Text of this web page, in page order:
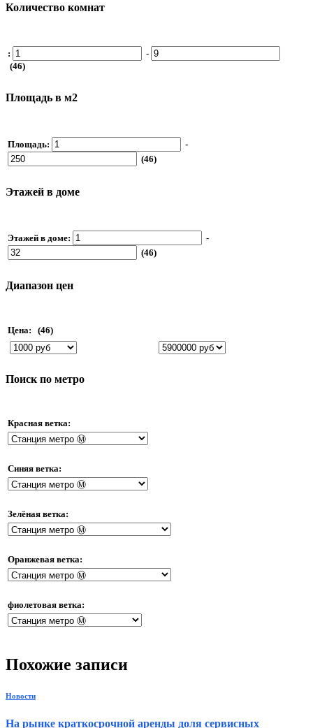
Количество комнат
:
-
(46)
Площадь в м2
Площадь:
-
(46)
Этажей в доме
Этажей в доме:
-
(46)
Диапазон цен
Цена: (46)
Поиск по метро
Красная ветка:
Синяя ветка:
Зелёная ветка:
Оранжевая ветка:
фиолетовая ветка:
Похожие записи
Новости
На рынке краткосрочной аренды доля сервисных